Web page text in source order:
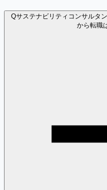
Qサステナビリティコンサルタ
から転職